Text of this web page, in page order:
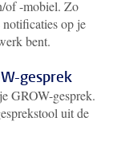
of -mobiel. Zo
op je
bent.
gesprek
GROW-gesprek.
uit de